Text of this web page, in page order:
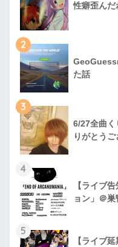
性癖歪んだ
2
た話
3
6/27全曲く
りがとうご
4
【ライブ
ョン」＠
5
【ライブ